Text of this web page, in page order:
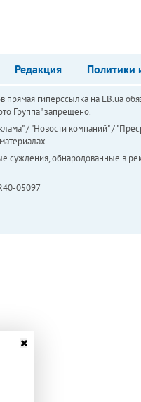
Редакция Политики
гиперссылка на LB.ua
Группа" запрещено.
/ "Новости компаний" /
суждения, обнародованные в
05097